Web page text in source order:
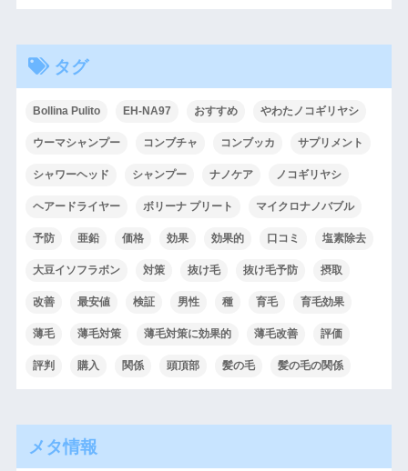
タグ
Bollina Pulito EH-NA97 おすすめ やわたノコギリヤシ
ウーマシャンプー コンブチャ コンブッカ サプリメント
シャワーヘッド シャンプー ナノケア ノコギリヤシ
ヘアードライヤー ボリーナ プリート マイクロナノバブル
予防 亜鉛 価格 効果 効果的 口コミ 塩素除去
大豆イソフラボン 対策 抜け毛 抜け毛予防 摂取
改善 最安値 検証 男性 種 育毛 育毛効果
薄毛 薄毛対策 薄毛対策に効果的 薄毛改善 評価
評判 購入 関係 頭頂部 髪の毛 髪の毛の関係
メタ情報